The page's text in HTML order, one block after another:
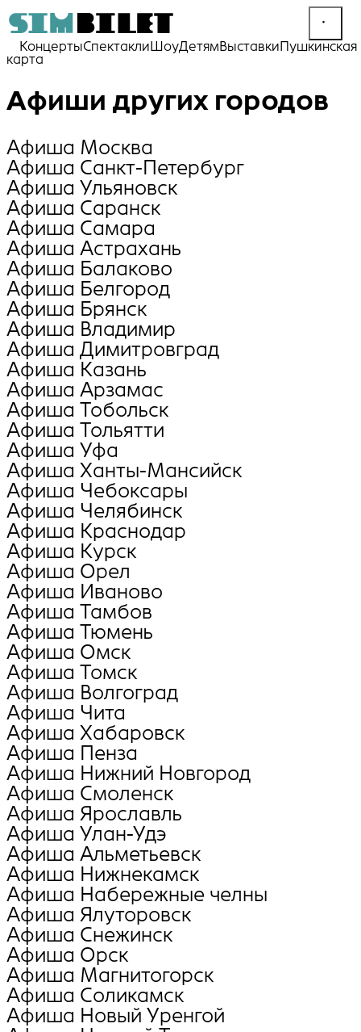
КонцертыСпектакли ШоуДетямВыставкиПушкинская
карта
Афиши других городов
Афиша Москва
Афиша Санкт-Петербург
Афиша Ульяновск
Афиша Саранск
Афиша Самара
Афиша Астрахань
Афиша Балаково
Афиша Белгород
Афиша Брянск
Афиша Владимир
Афиша Димитровград
Афиша Казань
Афиша Арзамас
Афиша Тобольск
Афиша Тольятти
Афиша Уфа
Афиша Ханты-Мансийск
Афиша Чебоксары
Афиша Челябинск
Афиша Краснодар
Афиша Курск
Афиша Орел
Афиша Иваново
Афиша Тамбов
Афиша Тюмень
Афиша Омск
Афиша Томск
Афиша Волгоград
Афиша Чита
Афиша Хабаровск
Афиша Пенза
Афиша Нижний Новгород
Афиша Смоленск
Афиша Ярославль
Афиша Улан-Удэ
Афиша Альметьевск
Афиша Нижнекамск
Афиша Набережные челны
Афиша Ялуторовск
Афиша Снежинск
Афиша Орск
Афиша Магнитогорск
Афиша Соликамск
Афиша Новый Уренгой